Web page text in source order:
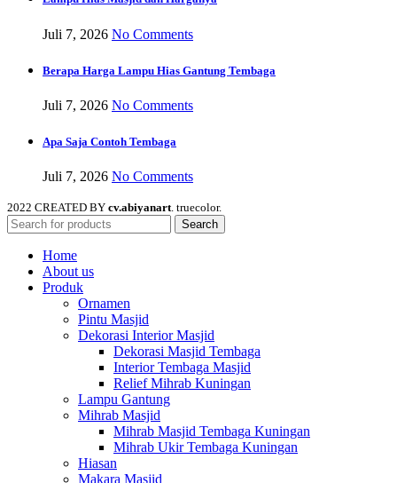
Juli 7, 2026 No Comments
Berapa Harga Lampu Hias Gantung Tembaga
Juli 7, 2026 No Comments
Apa Saja Contoh Tembaga
Juli 7, 2026 No Comments
2022 CREATED BY cv.abiyanart. truecolor.
Search
Home
About us
Produk
Ornamen
Pintu Masjid
Dekorasi Interior Masjid
Dekorasi Masjid Tembaga
Interior Tembaga Masjid
Relief Mihrab Kuningan
Lampu Gantung
Mihrab Masjid
Mihrab Masjid Tembaga Kuningan
Mihrab Ukir Tembaga Kuningan
Hiasan
Makara Masjid